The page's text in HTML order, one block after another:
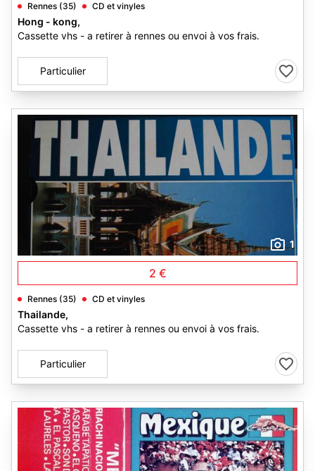
Rennes (35) CD et vinyles
Hong - kong,
Cassette vhs - a retirer à rennes ou envoi à vos frais.
Particulier
1
2 €
Rennes (35) CD et vinyles
Thailande,
Cassette vhs - a retirer à rennes ou envoi à vos frais.
Particulier